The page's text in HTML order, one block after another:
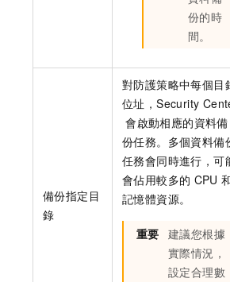
份的時
間。
備份指定目
錄
對防護策略中每個目
位址，Security
會啟動相應的資料備
份任務。多個資料備
任務會同時進行，可
會佔用較多的 CPU
記憶體資源。
重要 建議您根據
實際情況，
設定合理數